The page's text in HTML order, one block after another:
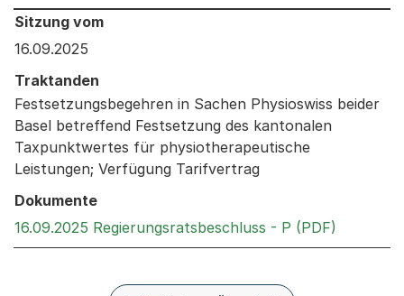
Behandelt an den folgenden Sitzungen: Informationen
Sitzung vom
16.09.2025
Traktanden
Festsetzungsbegehren in Sachen Physioswiss beider
Basel betreffend Festsetzung des kantonalen
Taxpunktwertes für physiotherapeutische
Leistungen; Verfügung Tarifvertrag
Dokumente
16.09.2025 Regierungsratsbeschluss - P (PDF)